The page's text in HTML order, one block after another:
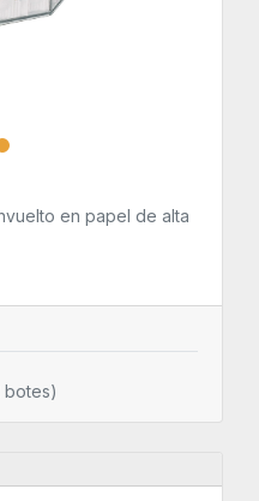
en papel de alta
botes)